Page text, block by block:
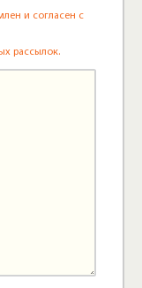
и согласен с
рассылок.